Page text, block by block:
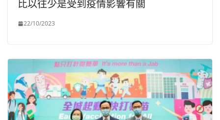
比以往少是受到疫情影響有關
22/10/2023